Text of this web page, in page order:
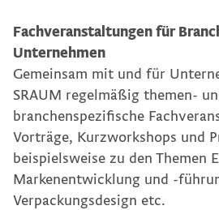
Fachveranstaltungen für
Unternehmen
Gemeinsam mit und für
SRAUM regelmäßig themen-
branchenspezifische
Vorträge, Kurzworkshops und
beispielsweise zu den Themen
Markenentwicklung und -
Verpackungsdesign etc.